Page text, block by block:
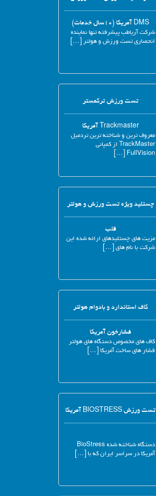
DMS آمریکا (۱۰سال خدمات)
شرکت آریاطب پیشرفته تنها نماینده
انحصاری تست ورزش و هولتر […]
تست ورزش ترکمستر
Trackmaster آمریکا
معروف ترین و شناخته ترین تردمیل
TrackMaster از کمپانی
FullVision […]
چستلید ویژه تست ورزش و هولتر
قلب
مزیت های چستلیدهای ارائه شده این
شرکت با نام های […]
کاف استاندارد و بادوام هولتر
فشارخون آمریکا
کاف های مخصوص دستگاه های هولتر
فشار های ساخت آمریکا […]
تست ورزش BIOSTRESS آمریکا
دستگاه شناخته شده BioStress
آمریکا در سراسر ایران که با […]